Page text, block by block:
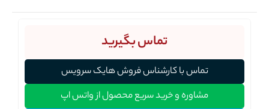
تماس بگیرید
تماس با کارشناس فروش هایک سرویس
مشاوره و خرید سریع محصول از واتس اپ